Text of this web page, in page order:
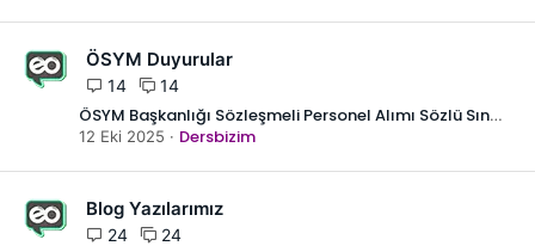
ÖSYM Duyurular
14 14
ÖSYM Başkanlığı Sözleşmeli Personel Alımı Sözlü Sınav Sonuçları
12 Eki 2025
Dersbizim
Blog Yazılarımız
24 24